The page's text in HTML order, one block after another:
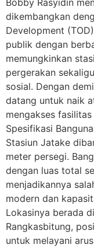
Bobby Rasyidin
dikembangkan
Development
publik dengan
memungkinkan
pergerakan
sosial. Dengan
datang untuk naik
mengakses
Spesifikasi
Stasiun Jatake
meter persegi.
dengan luas total
menjadikannya
modern dan
Lokasinya berada
Rangkasbitung,
untuk melayani